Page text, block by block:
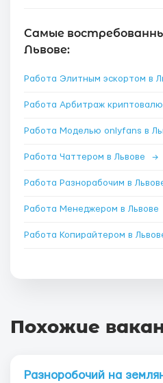
Самые
Львове:
Работа Элитным эскортом в
Работа Арбитраж
Работа Моделью onlyfans в
Работа Чаттером в Львове →
Работа Разнорабочим в
Работа Менеджером в Львове
Работа Копирайтером в
Похожие
Разноробочий на